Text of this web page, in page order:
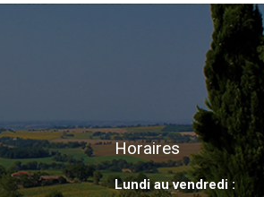
Horaires
Lundi au vendredi :